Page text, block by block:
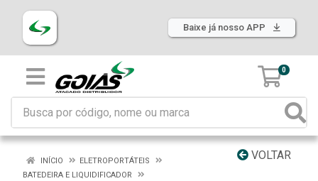
Baixe já nosso APP
0
VOLTAR
INÍCIO
ELETROPORTÁTEIS
BATEDEIRA E LIQUIDIFICADOR